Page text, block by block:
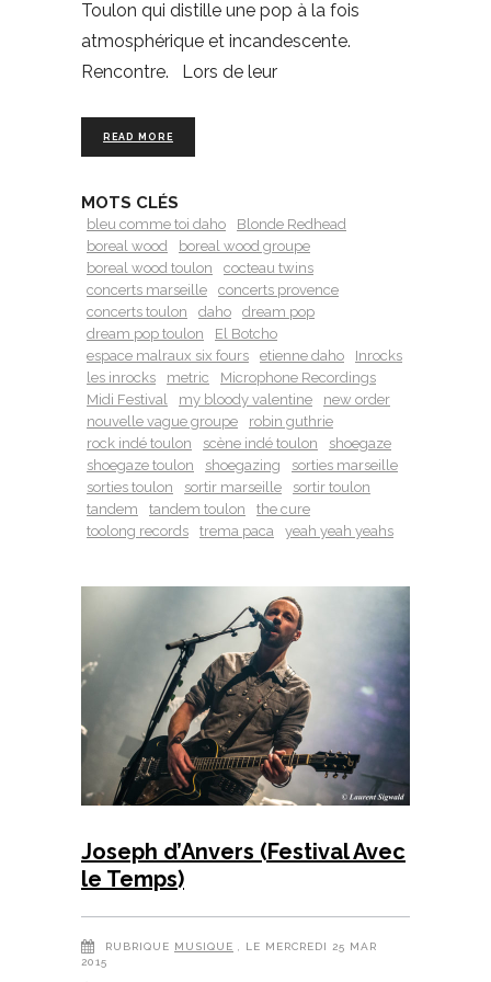
Toulon qui distille une pop à la fois
atmosphérique et incandescente.
Rencontre. Lors de leur
READ MORE
MOTS CLÉS
bleu comme toi daho
Blonde Redhead
boreal wood
boreal wood groupe
boreal wood toulon
cocteau twins
concerts marseille
concerts provence
concerts toulon
daho
dream pop
dream pop toulon
El Botcho
espace malraux six fours
etienne daho
Inrocks
les inrocks
metric
Microphone Recordings
Midi Festival
my bloody valentine
new order
nouvelle vague groupe
robin guthrie
rock indé toulon
scène indé toulon
shoegaze
shoegaze toulon
shoegazing
sorties marseille
sorties toulon
sortir marseille
sortir toulon
tandem
tandem toulon
the cure
toolong records
trema paca yeah yeah yeahs
Joseph d’Anvers (Festival Avec
le Temps)
RUBRIQUE MUSIQUE , LE MERCREDI 25 MAR
2015